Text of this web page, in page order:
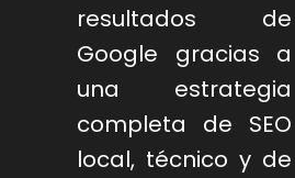
resultados de
Google gracias a
una estrategia
completa de SEO
local, técnico y de